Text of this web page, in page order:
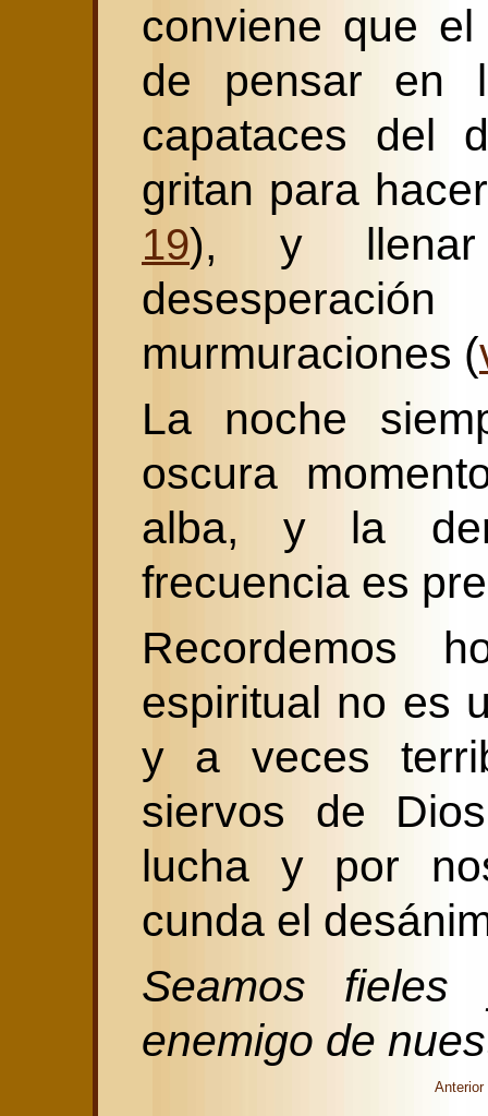
conviene que
de pensar en
capataces del
gritan para
19), y
murmuraciones (
La noche
oscura
alba, y la
frecuencia es
Recordemos
espiritual no es
y a veces
siervos de
lucha y por
cunda el
Seamos
enemigo de
Anterior